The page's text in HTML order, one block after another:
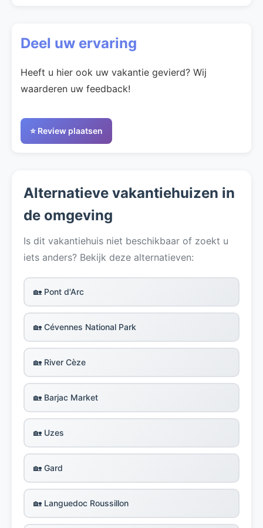
Deel uw ervaring
Heeft u hier ook uw vakantie gevierd? Wij
waarderen uw feedback!
⭐ Review plaatsen
Alternatieve vakantiehuizen in
de omgeving
Is dit vakantiehuis niet beschikbaar of zoekt u
iets anders? Bekijk deze alternatieven:
🏡 Pont d'Arc
🏡 Cévennes National Park
🏡 River Cèze
🏡 Barjac Market
🏡 Uzes
🏡 Gard
🏡 Languedoc Roussillon